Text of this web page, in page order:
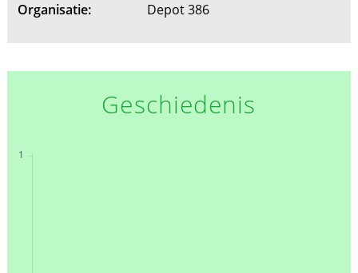
Organisatie:
Depot 386
Geschiedenis